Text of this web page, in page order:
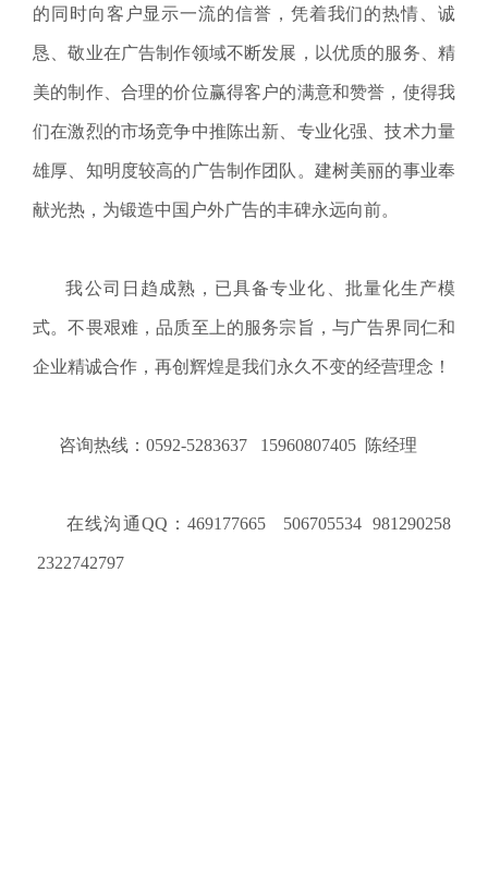
的同时向客户显示一流的信誉，凭着我们的热情、诚
恳、敬业在广告制作领域不断发展，以优质的服务、精
美的制作、合理的价位赢得客户的满意和赞誉，使得我
们在激烈的市场竞争中推陈出新、专业化强、技术力量
雄厚、知明度较高的广告制作团队。建树美丽的事业奉
献光热，为锻造中国户外广告的丰碑永远向前。
我公司日趋成熟，已具备专业化、批量化生产模
式。不畏艰难，品质至上的服务宗旨，与广告界同仁和
企业精诚合作，再创辉煌是我们永久不变的经营理念！
咨询热线：0592-5283637 15960807405 陈经理
在线沟通QQ：469177665 506705534 981290258
2322742797